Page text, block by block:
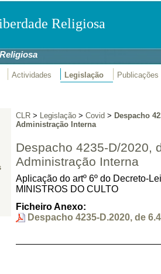
Religiosa
Actividades Legislação Publicações
CLR> Legislação> Covid > Despacho
Administração Interna
Despacho 4235-D/2020,
Administração Interna
Aplicação do artº 6º do Decreto-
MINISTROS DO CULTO
Ficheiro Anexo:
Despacho 4235-D.2020, de